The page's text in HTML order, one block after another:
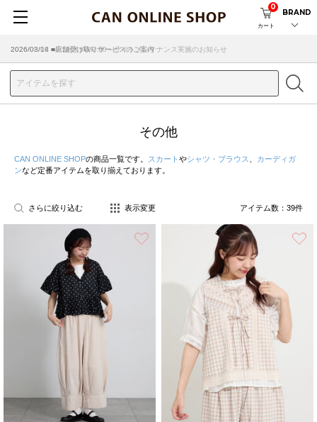
カート
0
BRAND
2026/08/04 ■8/13(木)AM2:00～サイトメンテナンス実施のお知らせ
その他
CAN ONLINE SHOPの商品一覧です。 スカート やシャツ・ブラウス
カーディガ
ンなど定番アイテムを取り揃えております。
さらに絞り込む 表示変更 アイテム数： 39件